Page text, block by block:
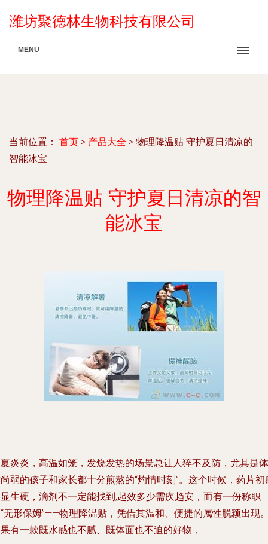
潍坊聚德林生物科技有限公司
MENU
当前位置： 首页 > 产品大全 > 物理降温贴 守护夏日清凉的
智能冰宝
物理降温贴 守护夏日清凉的智
能冰宝
炎炎，高温如笼，发烧发热的场景总让人猝不及防，尤其是体
弱的孩子和家长都十分煎熬的“灼情时刻”。这个时候，药片初
生硬，滴剂不一定能找到,起效多少需疾趋安，而有一份称职
无形保姆”——物理降温贴，凭借其温和、便捷的属性脱颖出现
有一款既水感也不腻、既体面也不迫的好物，